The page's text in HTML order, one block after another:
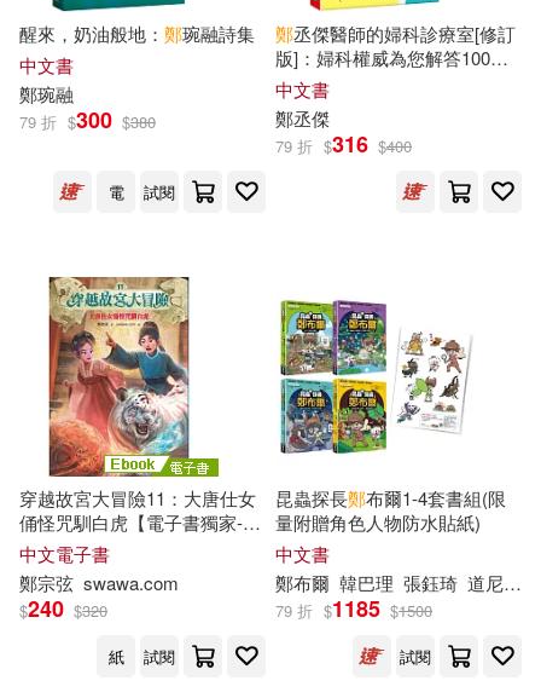
矢立肇(16)
許瑞云(16) 鄭允欽(16)
鄭小悠(16)
鄭欣淼(16) 金吉(16)
齋藤真也(16) つかさ(15)
アリスJAPAN公式E-book(15)
一騎絕塵(15) 井上和郎(15)
劉君祖(15)
現代出版社(59) 秀威資訊(59)
中國醫藥科技出版社(58)
上海書畫出版社(57)
西安交通大學出版社(57)
臺灣商務(56)
長江文藝出版社(56)
中國鐵道出版社(55) 耕林(55)
醒來，奶油般地： 鄭琬融詩集
中文書
鄭琬融
79 折 $300 $380
電 試閱
鄭丞傑醫師的婦科診療室[修訂
版]：婦科權威為您解答100個
難以啟齒的兩性幸福密碼
中文書
鄭丞傑
79 折 $316 $400
穿越故宮大冒險11：大唐仕女
俑怪咒馴白虎【電子書獨家-鄭
宗弦親聲導讀】 (電子書)
中文電子書
鄭宗弦 swawa.com
$240 $320
紙
試閱
昆蟲探長鄭布爾1-4套書組(限
量附贈角色人物防水貼紙)
中文書
鄭布爾 韓巴理 張鈺琦 道尼家族
79 折 $1185 $1500
試閱